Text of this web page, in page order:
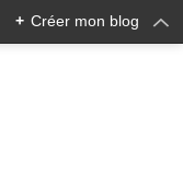
+ Créer mon blog